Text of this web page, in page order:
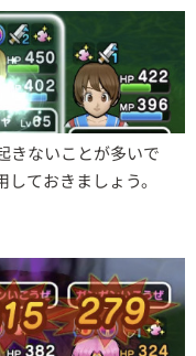
きないことが多いで
しておきましょう。